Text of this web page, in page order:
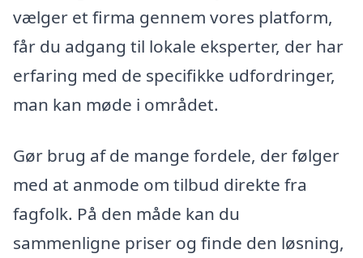
vælger et firma gennem vores platform,
får du adgang til lokale eksperter, der har
erfaring med de specifikke udfordringer,
man kan møde i området.
Gør brug af de mange fordele, der følger
med at anmode om tilbud direkte fra
fagfolk. På den måde kan du
sammenligne priser og finde den løsning,